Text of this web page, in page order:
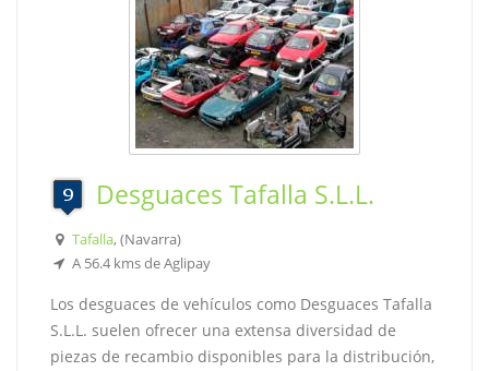
Desguaces Tafalla S.L.L.
Tafalla, (Navarra)
A 56.4 kms de Aglipay
Los desguaces de vehículos como Desguaces Tafalla
S.L.L. suelen ofrecer una extensa diversidad de
piezas de recambio disponibles para la distribución,